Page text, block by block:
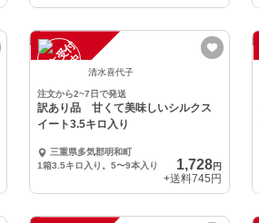
注
文
受
付
停
止
中 清水喜代子
注文から2~7日で発送
訳あり品 甘くて美味しいシルクス
イート3.5キロ入り
三重県多気郡明和町
1箱3.5キロ入り。5〜9本入り
1,728円
+送料745円